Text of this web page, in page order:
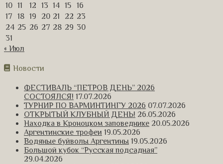
10 11 12 13 14 15
16
17
18 19 20 21 22 23
24 25 26 27 28 29 30
31
« Июл
Новости
ФЕСТИВАЛЬ “ПЕТРОВ ДЕНЬ” 2026
СОСТОЯЛСЯ! 17.07.2026
ТУРНИР ПО ВАРМИНТИНГУ 2026 07.07.2026
ОТКРЫТЫЙ КЛУБНЫЙ ДЕНЬ! 26.05.2026
Находка в Кроноцком заповеднике 20.05.2026
Аргентинские трофеи 19.05.2026
Водяные буйволы Аргентины 19.05.2026
Большой кубок “Русская подсадная”
29.04.2026